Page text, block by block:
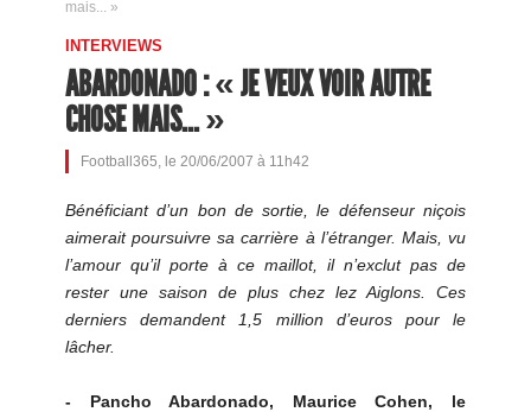
mais... »
INTERVIEWS
ABARDONADO : « JE VEUX VOIR AUTRE
CHOSE MAIS... »
Football365, le 20/06/2007 à 11h42
Bénéficiant d’un bon de sortie, le défenseur niçois
aimerait poursuivre sa carrière à l’étranger. Mais, vu
l’amour qu’il porte à ce maillot, il n’exclut pas de
rester une saison de plus chez lez Aiglons. Ces
derniers demandent 1,5 million d’euros pour le
lâcher.
- Pancho Abardonado, Maurice Cohen, le